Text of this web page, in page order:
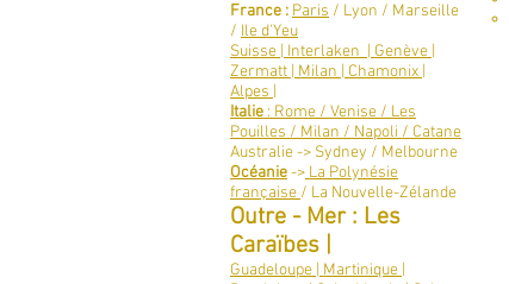
France : Paris / Lyon / Marseille
/ Ile d'Yeu
Suisse | Interlaken | Genève |
Zermatt | Milan | Chamonix |
Alpes |
Italie : Rome / Venise / Les
Pouilles / Milan / Napoli / Catane
Australie -> Sydney / Melbourne
Océanie-> La Polynésie
française / La Nouvelle-Zélande
Outre - Mer : Les
Caraïbes |
Guadeloupe | Martinique |